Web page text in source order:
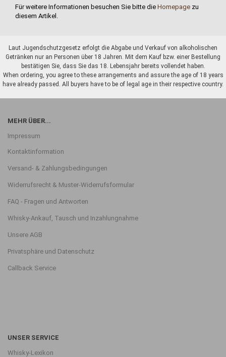
Für weitere Informationen besuchen Sie bitte die Homepage zu
diesem Artikel.
Laut Jugendschutzgesetz erfolgt die Abgabe und Verkauf von alkoholischen
Getränken nur an Personen über 18 Jahren. Mit dem Kauf bzw. einer Bestellung
bestätigen Sie, dass Sie das 18. Lebensjahr bereits vollendet haben.
When ordering, you agree to these arrangements and assure the age of 18 years
have already passed. All buyers have to be of legal age in their respective country.
MEHR ÜBER...
Impressum
Kontaktinformation
Versand- & Zahlungsbedingungen
Widerrufsrecht & Muster-Widerrufsformular
FAQ - Fragen und Antworten
Whisky-Ankauf, Tausch und Inzahlungnahme
Unsere AGB
Privatsphäre und Datenschutz
Callback Service
UNSER SERVICE
Whisky-Lexikon